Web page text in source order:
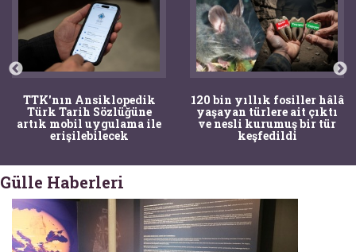
TTK'nın Ansiklopedik
Türk Tarih Sözlüğüne
artık mobil uygulama ile
erişilebilecek
120 bin yıllık fosiller hâlâ
yaşayan türlere ait çıktı
ve nesli kurumuş bir tür
keşfedildi
Gülle Haberleri